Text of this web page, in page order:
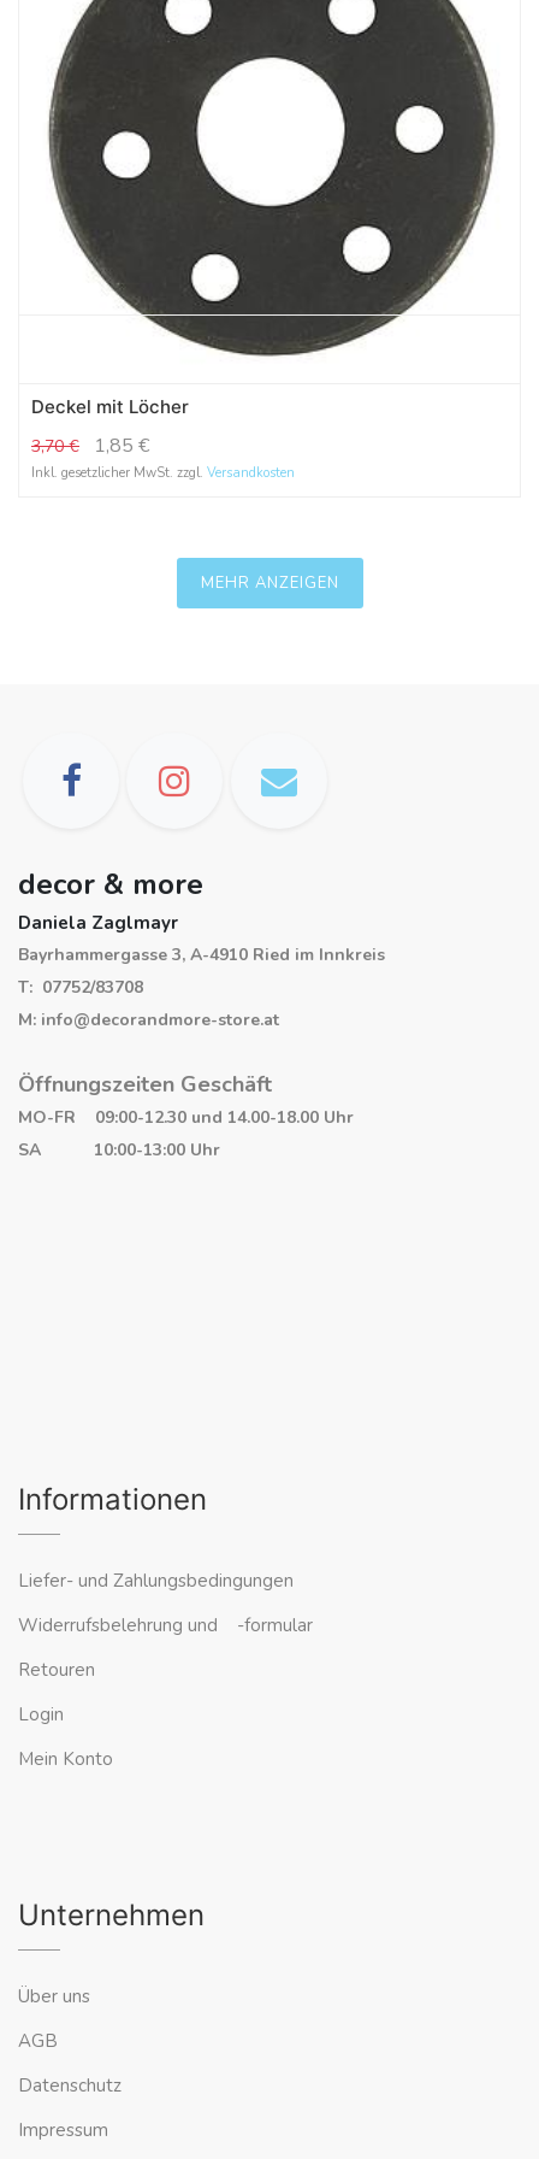
Deckel mit Löcher
3,70€ 1,85 €
Inkl. gesetzlicher MwSt. zzgl. Versandkosten
MEHR ANZEIGEN
decor & more
Daniela Zaglmayr
Bayrhammergasse 3, A-4910 Ried im Innkreis
T: 07752/83708
M: info@decorandmore-store.at
Öffnungszeiten Geschäft
MO-FR 09:00-12.30 und 14.00-18.00 Uhr
SA 10:00-13:00 Uhr
Informationen
Liefer- und Zahlungsbedingungen
Widerrufsbelehrung und -formular
Retouren
Login
Mein Konto
Unternehmen
Über uns
AGB
Datenschutz
Impressum